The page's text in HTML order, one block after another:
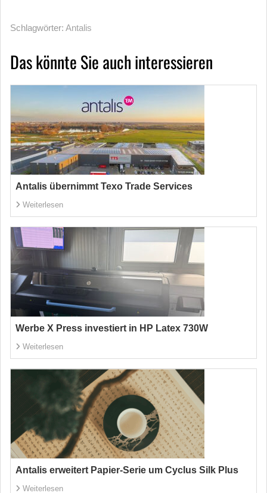
Schlagwörter: Antalis
Das könnte Sie auch interessieren
Antalis übernimmt Texo Trade Services
Weiterlesen
Werbe X Press investiert in HP Latex 730W
Weiterlesen
Antalis erweitert Papier-Serie um Cyclus Silk Plus
Weiterlesen